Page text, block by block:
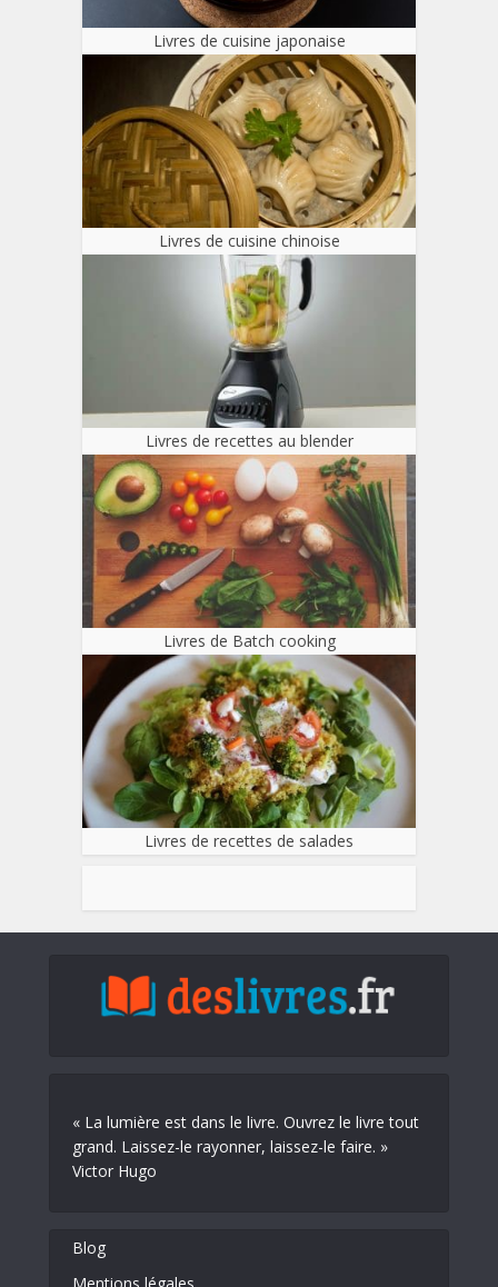
Livres de cuisine japonaise
Livres de cuisine chinoise
Livres de recettes au blender
Livres de Batch cooking
Livres de recettes de salades
« La lumière est dans le livre. Ouvrez le livre tout
grand. Laissez-le rayonner, laissez-le faire. »
Victor Hugo
Blog